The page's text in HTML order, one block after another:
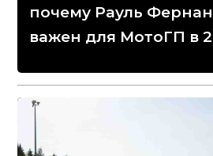
почему Рауль
важен для МотоГП в